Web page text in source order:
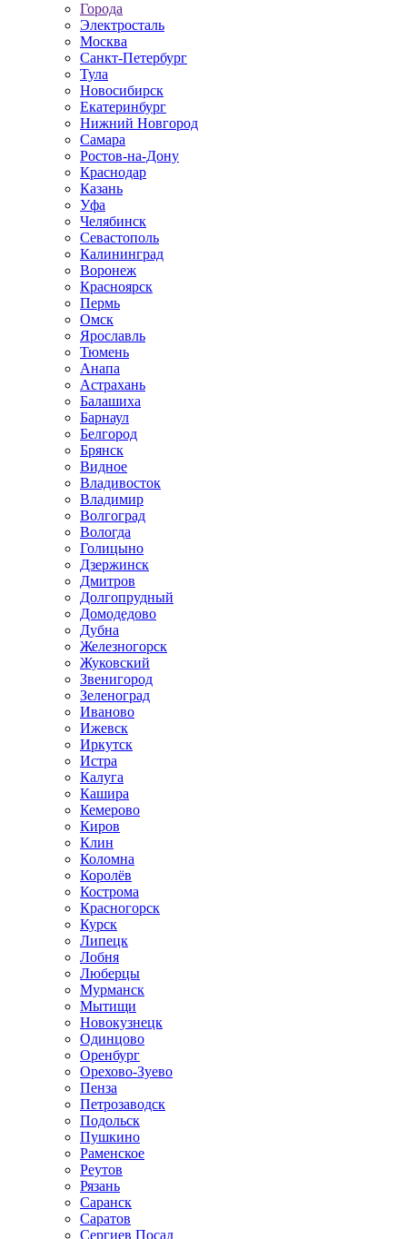
Города
Электросталь
Москва
Санкт-Петербург
Тула
Новосибирск
Екатеринбург
Нижний Новгород
Самара
Ростов-на-Дону
Краснодар
Казань
Уфа
Челябинск
Севастополь
Калининград
Воронеж
Красноярск
Пермь
Омск
Ярославль
Тюмень
Анапа
Астрахань
Балашиха
Барнаул
Белгород
Брянск
Видное
Владивосток
Владимир
Волгоград
Вологда
Голицыно
Дзержинск
Дмитров
Долгопрудный
Домодедово
Дубна
Железногорск
Жуковский
Звенигород
Зеленоград
Иваново
Ижевск
Иркутск
Истра
Калуга
Кашира
Кемерово
Киров
Клин
Коломна
Королёв
Кострома
Красногорск
Курск
Липецк
Лобня
Люберцы
Мурманск
Мытищи
Новокузнецк
Одинцово
Оренбург
Орехово-Зуево
Пенза
Петрозаводск
Подольск
Пушкино
Раменское
Реутов
Рязань
Саранск
Саратов
Сергиев Посад